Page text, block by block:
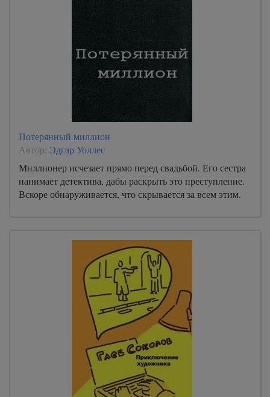
Потерянный миллион
Автор: Эдгар Уоллес
Миллионер исчезает прямо перед свадьбой. Его сестра
нанимает детектива, дабы раскрыть это преступление.
Вскоре обнаруживается, что скрывается за всем этим.